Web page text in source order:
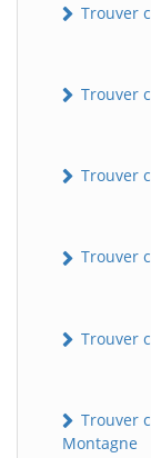
Trouver
Trouver
Trouver
Trouver
Trouver
Trouver
Montagne